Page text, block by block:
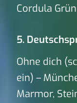
Cordula
5.
Ohne dich
ein) –
Marmor,